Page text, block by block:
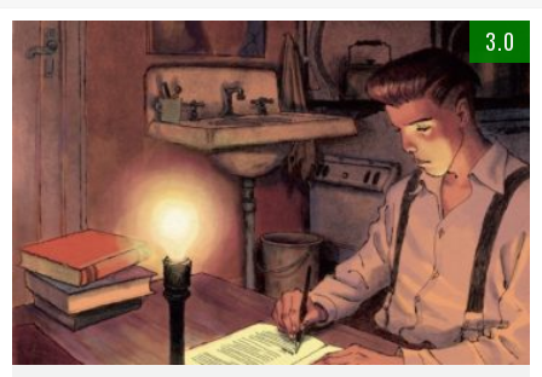
Star Fox
PsyRiver 2026 : la magie revient sur les rives de l’Aar
« MOFUSAND / Parler Japonais » – Des Expressions Pratiques !
« Dr Wertham / L’homme qui étudia les tueurs en série » - Un Métier à Risque !
Assassin's Creed Black Flag Resynced
« Le Vent dand les Saules » - Une Belle Histoire !
« Damn Them All » - Un duo de Choc !
Yoshi and the mysterious book
3.0